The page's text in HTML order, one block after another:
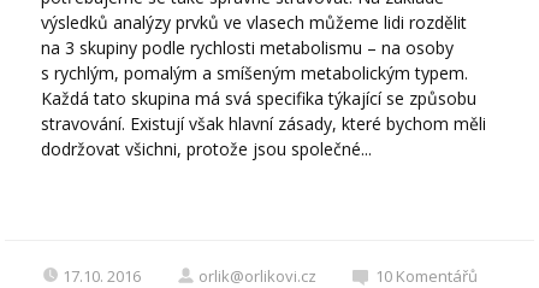
výsledků analýzy prvků ve vlasech můžeme lidi rozdělit
na 3 skupiny podle rychlosti metabolismu – na osoby
s rychlým, pomalým a smíšeným metabolickým typem.
Každá tato skupina má svá specifika týkající se způsobu
stravování. Existují však hlavní zásady, které bychom měli
dodržovat všichni, protože jsou společné...
17.10. 2016 orlik@orlikovi.cz 10 Komentářů